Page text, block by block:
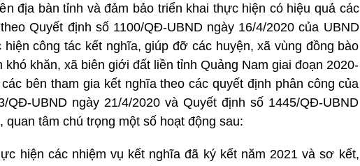
địa bàn tỉnh và đảm bảo triển khai thực hiện có hiệu quả các
Quyết định số 1100/QĐ-UBND ngày 16/4/2020 của UBND
công tác kết nghĩa, giúp đỡ các huyện, xã vùng đồng bào
khó khăn, xã biên giới đất liền tỉnh Quảng Nam giai đoạn 2020-
bên tham gia kết nghĩa theo các quyết định phân công của
QĐ-UBND ngày 21/4/2020 và Quyết định số 1445/QĐ-UBND
quan tâm chú trọng một số hoạt động sau:
hiện các nhiệm vụ kết nghĩa đã ký kết năm 2021 và sơ kết,